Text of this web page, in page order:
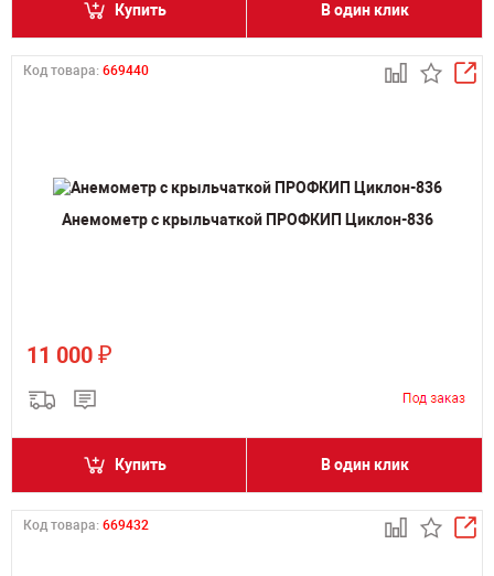
Купить В один клик
Код товара: 669440
Анемометр с крыльчаткой ПРОФКИП Циклон-836
11 000 ₽
Купить В один клик
Код товара: 669432